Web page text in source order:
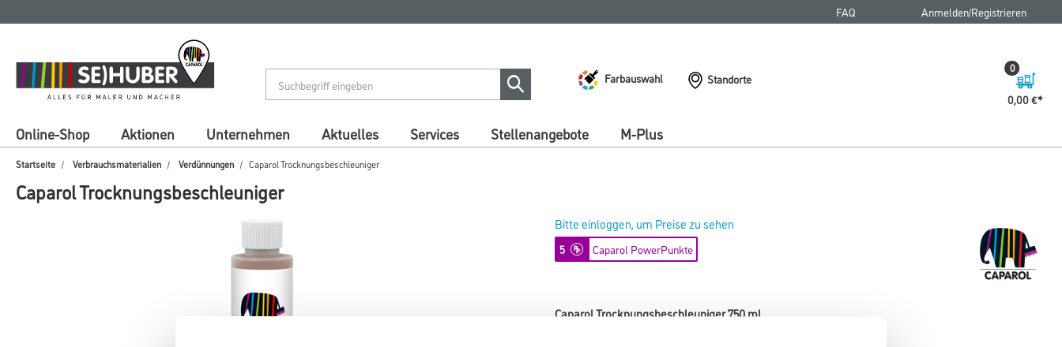
springen
springen
FAQ Anmelden/Registrieren
Farbauswahl
Standorte
0,00 €
0
Online-Shop Aktionen Unternehmen Aktuelles Services Stellenangebote M-Plus
Startseite Verbrauchsmaterialien Verdünnungen Caparol Trocknungsbeschleuniger
Caparol Trocknungsbeschleuniger
Bitte einloggen, um Preise zu sehen
5 Caparol PowerPunkte
Caparol Trocknungsbeschleuniger 750 ml